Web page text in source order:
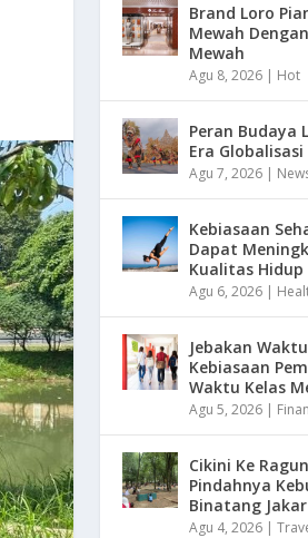
Brand Loro
Mewah
Mewah
Agu 8, 2026 | Hot
Peran Budaya
Era Globalisasi
Agu 7, 2026 |
Kebiasaan
Dapat
Kualitas Hidup
Agu 6, 2026 |
Jebakan
Kebiasaan
Waktu Kelas
Agu 5, 2026 |
Cikini Ke
Pindahnya
Binatang
Agu 4, 2026 |